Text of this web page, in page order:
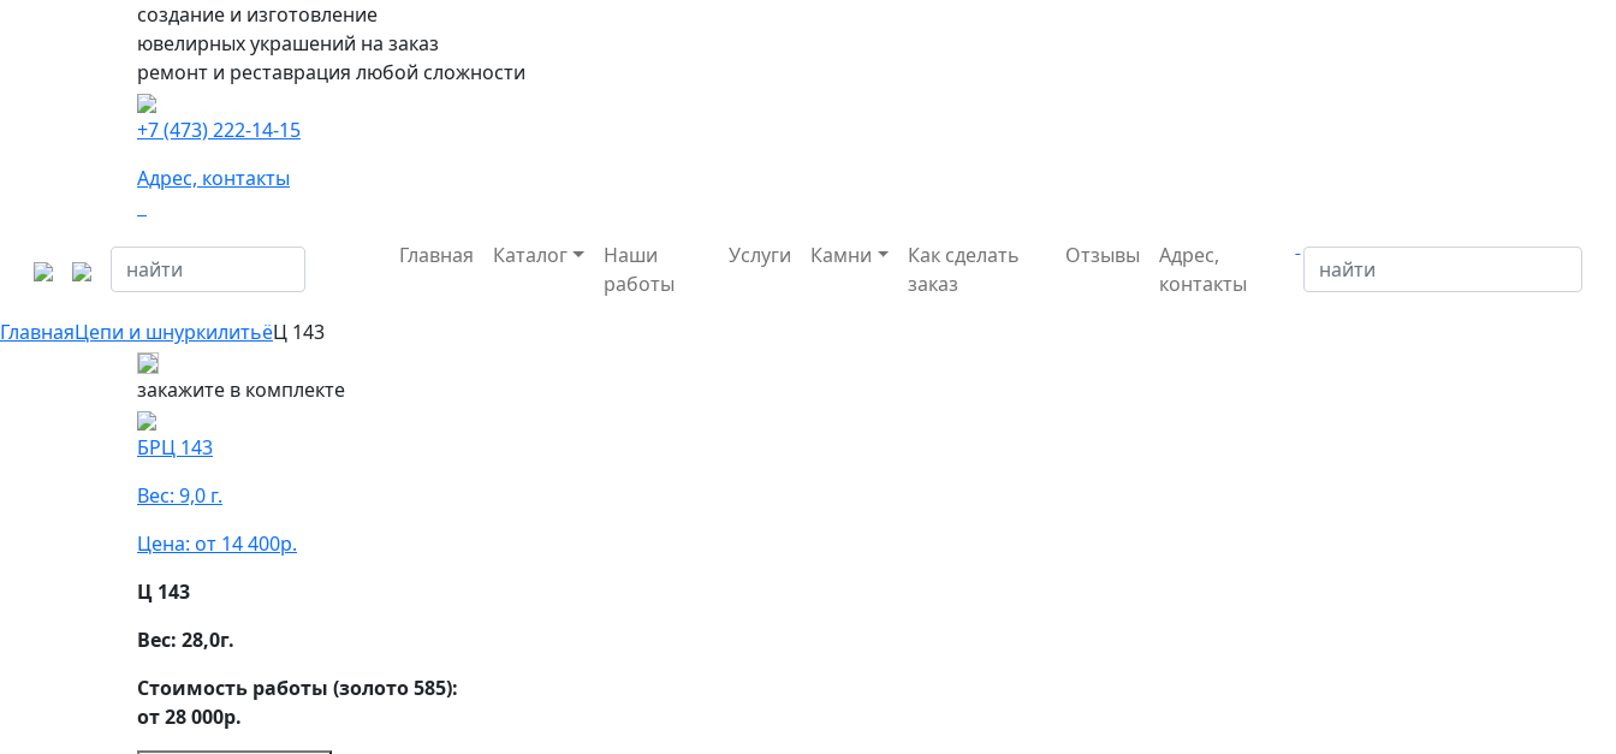
создание и изготовление
ювелирных украшений на заказ
ремонт и реставрация любой сложности
+7 (473) 222-14-15
Адрес, контакты
Главная Каталог
Наши
работы
Услуги Камни
Как сделать
заказ
Отзывы
Адрес,
контакты
ГлавнаяЦепи и шнуркилитьёЦ 143
закажите в комплекте
БРЦ 143
Вес: 9,0 г.
Цена: от 14 400р.
Ц 143
Вес: 28,0г.
Стоимость работы (золото 585):
от 28 000р.